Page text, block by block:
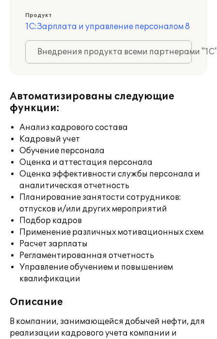
Продукт
1С:Зарплата и управление персоналом 8
Внедрения продукта всеми партнерами
Автоматизированы следующие
функции:
Анализ кадрового состава
Кадровый учет
Обучение персонала
Оценка и аттестация персонала
Оценка эффективности службы персонала и
аналитическая отчетность
Планирование занятости сотрудников:
отпусков и/или других мероприятий
Подбор кадров
Применение различных мотивационных схем
Расчет зарплаты
Регламентированная отчетность
Управление обучением и повышением
квалификации
Описание
В компании, занимающейся добычей нефти, для
реализации кадрового учета компании и